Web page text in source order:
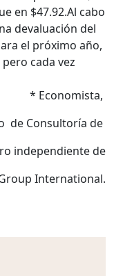
en $47.92.Al cabo
devaluación del
el próximo año,
cada vez
* Economista,
de Consultoría de
independiente de
International.